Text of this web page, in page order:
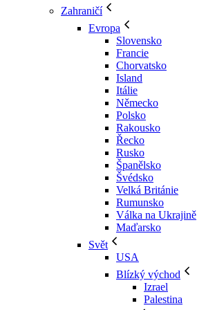
Zahraničí
Evropa
Slovensko
Francie
Chorvatsko
Island
Itálie
Německo
Polsko
Rakousko
Řecko
Rusko
Španělsko
Švédsko
Velká Británie
Rumunsko
Válka na Ukrajině
Maďarsko
Svět
USA
Blízký východ
Izrael
Palestina